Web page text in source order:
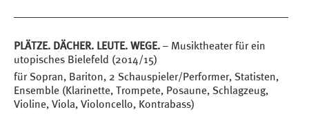
PLÄTZE. DÄCHER. LEUTE. WEGE. – Musiktheater für ein
utopisches Bielefeld (2014/15)
für Sopran, Bariton, 2 Schauspieler/Performer, Statisten,
Ensemble (Klarinette, Trompete, Posaune, Schlagzeug,
Violine, Viola, Violoncello, Kontrabass)